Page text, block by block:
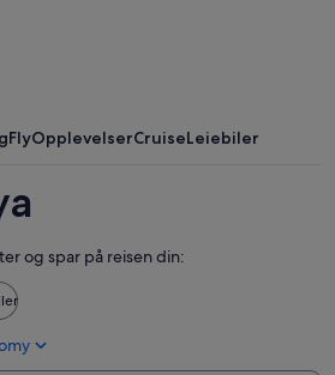
FlyOpplevelserCruiseLeiebiler
og spar på reisen din: